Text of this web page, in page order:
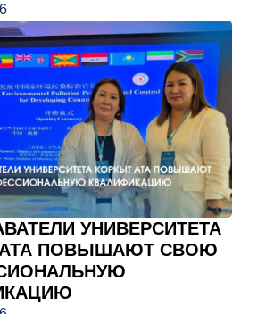
УНИВЕРСИТЕТА
ПОВЫШАЮТ СВОЮ